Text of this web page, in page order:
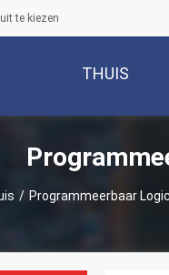
te kiezen
THUIS
/ Programmeerbaar